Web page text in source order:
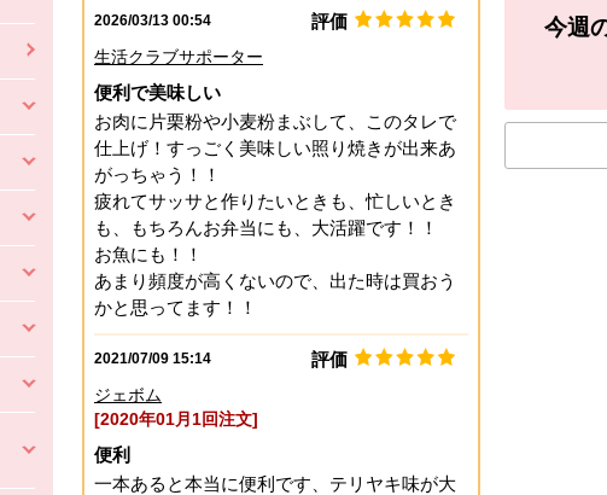
今週
2026/03/13 00:54 評価
生活クラブサポーター
便利で美味しい
お肉に片栗粉や小麦粉まぶして、このタレで
仕上げ！すっごく美味しい照り焼きが出来あ
がっちゃう！！
疲れてサッサと作りたいときも、忙しいとき
も、もちろんお弁当にも、大活躍です！！
お魚にも！！
あまり頻度が高くないので、出た時は買おう
かと思ってます！！
2021/07/09 15:14 評価
ジェボム
[2020年01月1回注文]
便利
一本あると本当に便利です、テリヤキ味が大